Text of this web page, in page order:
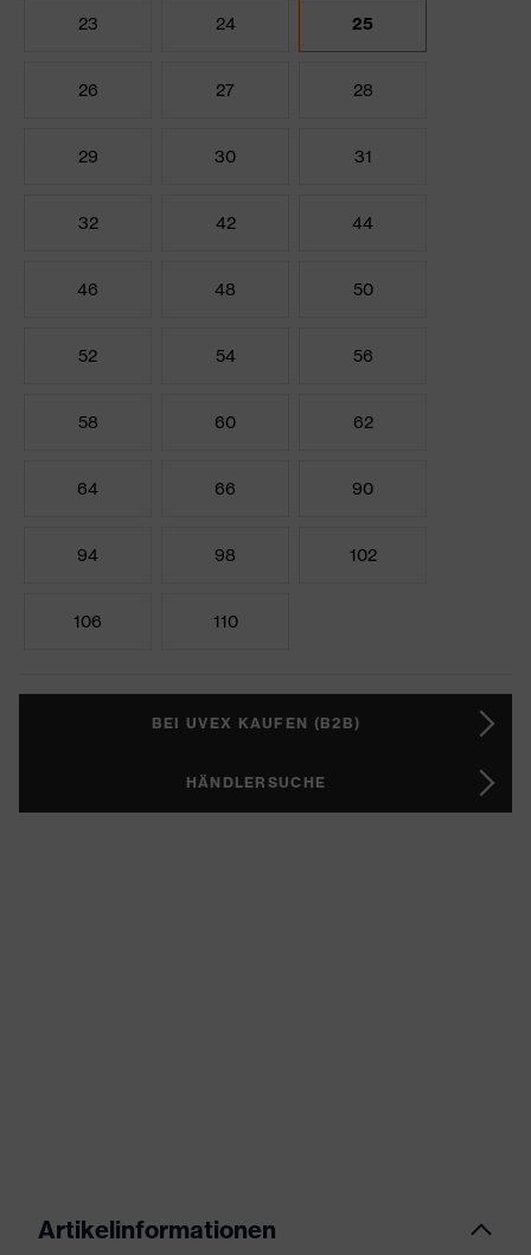
23 24 25
26 27 28
29 30 31
32 42 44
46 48 50
52 54 56
58 60 62
64 66 90
94 98 102
106 110
BEI UVEX KAUFEN (B2B)
HÄNDLERSUCHE
Artikelinformationen